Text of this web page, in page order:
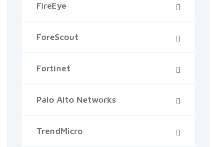
FireEye
ForeScout
Fortinet
Palo Alto Networks
TrendMicro